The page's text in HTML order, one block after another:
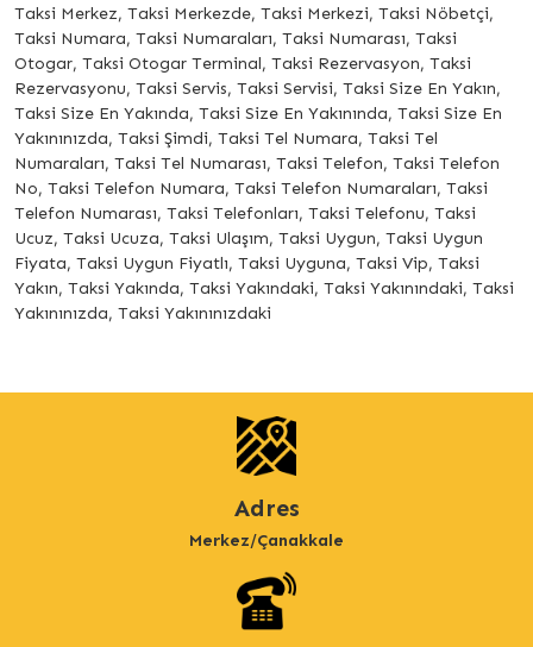
Taksi Merkez, Taksi Merkezde, Taksi Merkezi, Taksi Nöbetçi,
Taksi Numara, Taksi Numaraları, Taksi Numarası, Taksi
Otogar, Taksi Otogar Terminal, Taksi Rezervasyon, Taksi
Rezervasyonu, Taksi Servis, Taksi Servisi, Taksi Size En Yakın,
Taksi Size En Yakında, Taksi Size En Yakınında, Taksi Size En
Yakınınızda, Taksi Şimdi, Taksi Tel Numara, Taksi Tel
Numaraları, Taksi Tel Numarası, Taksi Telefon, Taksi Telefon
No, Taksi Telefon Numara, Taksi Telefon Numaraları, Taksi
Telefon Numarası, Taksi Telefonları, Taksi Telefonu, Taksi
Ucuz, Taksi Ucuza, Taksi Ulaşım, Taksi Uygun, Taksi Uygun
Fiyata, Taksi Uygun Fiyatlı, Taksi Uyguna, Taksi Vip, Taksi
Yakın, Taksi Yakında, Taksi Yakındaki, Taksi Yakınındaki, Taksi
Yakınınızda, Taksi Yakınınızdaki
Adres
Merkez/Çanakkale